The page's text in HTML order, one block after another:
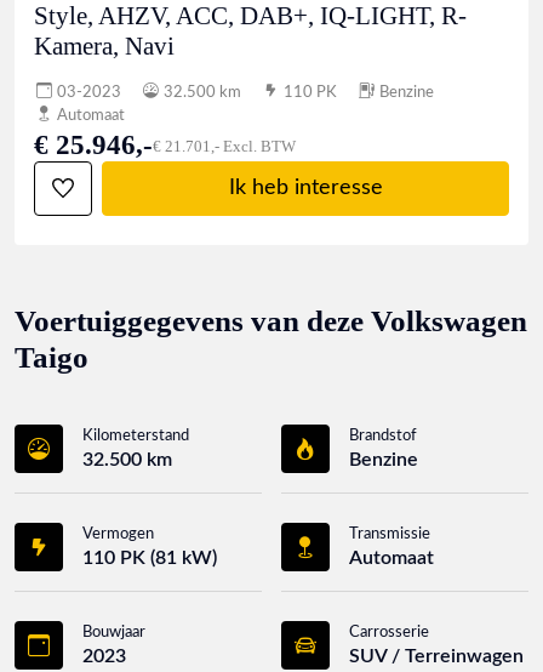
Style, AHZV, ACC, DAB+, IQ-LIGHT, R-
Kamera, Navi
03-2023 32.500 km 110 PK
Benzine
Automaat
€ 25.946,-€ 21.701,- Excl. BTW
Ik heb interesse
Voertuiggegevens van deze Volkswagen
Taigo
Kilometerstand
32.500 km
Brandstof
Benzine
Vermogen
110 PK (81 kW)
Transmissie
Automaat
Bouwjaar
2023
Carrosserie
SUV / Terreinwagen